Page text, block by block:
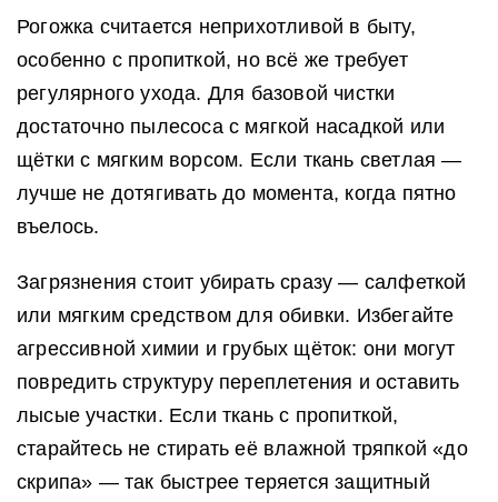
Рогожка считается неприхотливой в быту,
особенно с пропиткой, но всё же требует
регулярного ухода. Для базовой чистки
достаточно пылесоса с мягкой насадкой или
щётки с мягким ворсом. Если ткань светлая —
лучше не дотягивать до момента, когда пятно
въелось.
Загрязнения стоит убирать сразу — салфеткой
или мягким средством для обивки. Избегайте
агрессивной химии и грубых щёток: они могут
повредить структуру переплетения и оставить
лысые участки. Если ткань с пропиткой,
старайтесь не стирать её влажной тряпкой «до
скрипа» — так быстрее теряется защитный